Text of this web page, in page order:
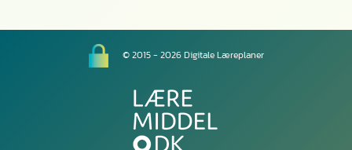
© 2015 - 2026 Digitale Læreplaner